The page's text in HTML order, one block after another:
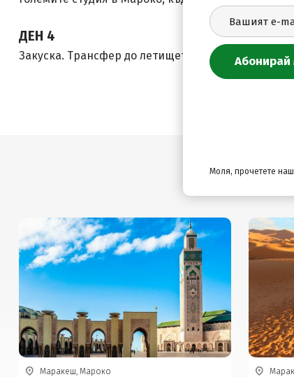
ДЕН 4
Закуска. Трансфер до летището. Отпътуване за
Маракеш, Мароко
Моля, прочетете